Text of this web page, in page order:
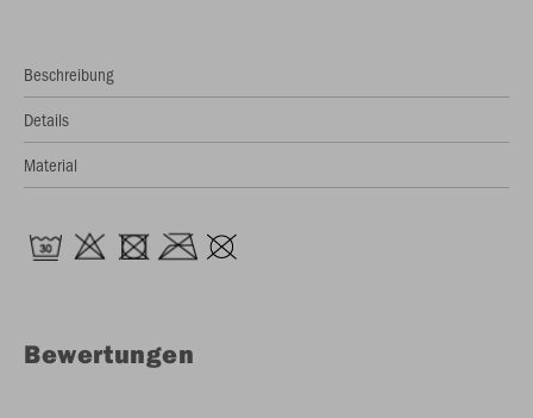
Beschreibung
Details
Material
Bewertungen